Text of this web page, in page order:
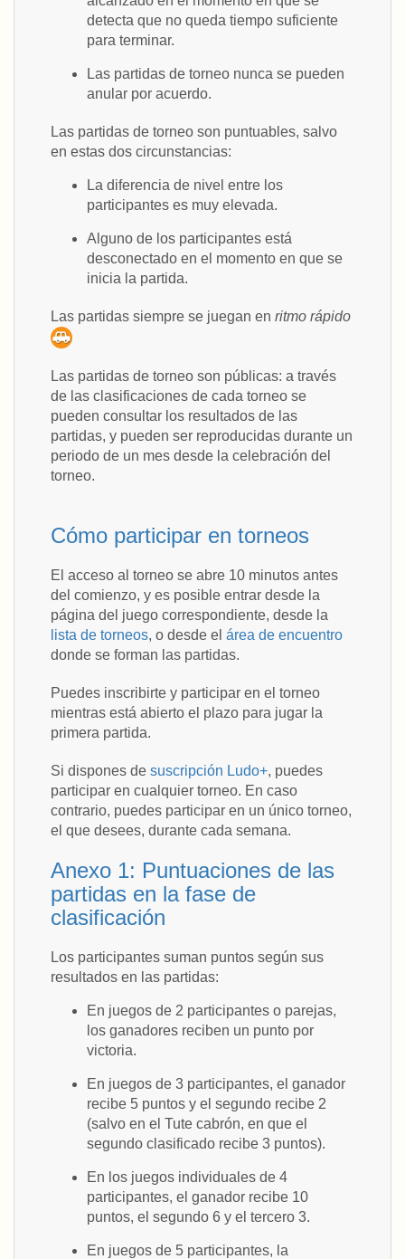
detecta que no queda tiempo suficiente
para terminar.
Las partidas de torneo nunca se pueden
anular por acuerdo.
Las partidas de torneo son puntuables, salvo
en estas dos circunstancias:
La diferencia de nivel entre los
participantes es muy elevada.
Alguno de los participantes está
desconectado en el momento en que se
inicia la partida.
Las partidas siempre se juegan en ritmo rápido
Las partidas de torneo son públicas: a través
de las clasificaciones de cada torneo se
pueden consultar los resultados de las
partidas, y pueden ser reproducidas durante un
periodo de un mes desde la celebración del
torneo.
Cómo participar en torneos
El acceso al torneo se abre 10 minutos antes
del comienzo, y es posible entrar desde la
página del juego correspondiente, desde la
lista de torneos, o desde el área de encuentro
donde se forman las partidas.
Puedes inscribirte y participar en el torneo
mientras está abierto el plazo para jugar la
primera partida.
Si dispones de suscripción Ludo+, puedes
participar en cualquier torneo. En caso
contrario, puedes participar en un único torneo,
el que desees, durante cada semana.
Anexo 1: Puntuaciones de las
partidas en la fase de
clasificación
Los participantes suman puntos según sus
resultados en las partidas:
En juegos de 2 participantes o parejas,
los ganadores reciben un punto por
victoria.
En juegos de 3 participantes, el ganador
recibe 5 puntos y el segundo recibe 2
(salvo en el Tute cabrón, en que el
segundo clasificado recibe 3 puntos).
En los juegos individuales de 4
participantes, el ganador recibe 10
puntos, el segundo 6 y el tercero 3.
En juegos de 5 participantes, la